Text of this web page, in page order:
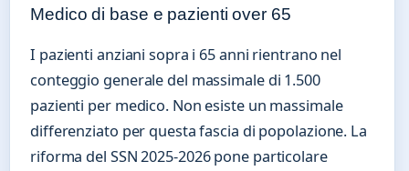
Medico di base e pazienti over 65
I pazienti anziani sopra i 65 anni rientrano nel
conteggio generale del massimale di 1.500
pazienti per medico. Non esiste un massimale
differenziato per questa fascia di popolazione. La
riforma del SSN 2025-2026 pone particolare